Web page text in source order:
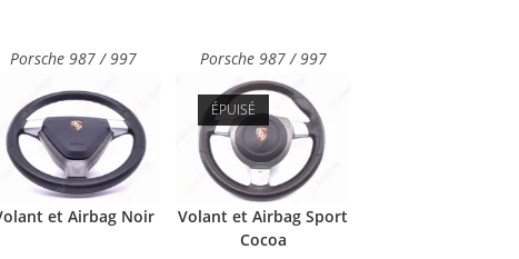
Porsche 987 / 997
et Airbag Noir
Porsche 987 / 997
ÉPUISÉ
Volant et Airbag Sport
Cocoa